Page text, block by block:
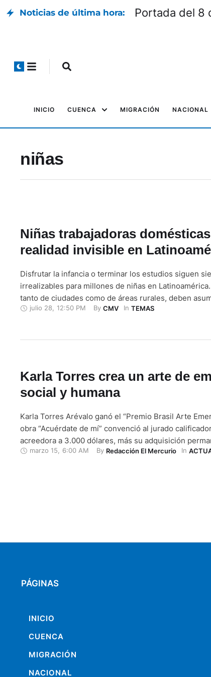
Noticias de última hora: Portada del 8
INICIO CUENCA MIGRACIÓN NACIONAL
niñas
Niñas trabajadoras
realidad invisible en
Disfrutar la infancia o terminar los estudios siguen
irrealizables para millones de niñas en
tanto de ciudades como de áreas rurales, deben
prematuramente el rol de adulto en su propio hogar o
julio 28 12:50 PM By CMV In TEMAS
Karla Torres crea un arte de
social y humana
Karla Torres Arévalo ganó el “Premio Brasil Arte
obra “Acuérdate de mí” convenció al jurado
acreedora a 3.000 dólares, más su adquisición
Embajada de Brasil. No lo creyó, todavía no lo cree,
marzo 15 6:00 AM By Redacción El Mercurio In
PÁGINAS
INICIO
CUENCA
MIGRACIÓN
NACIONAL